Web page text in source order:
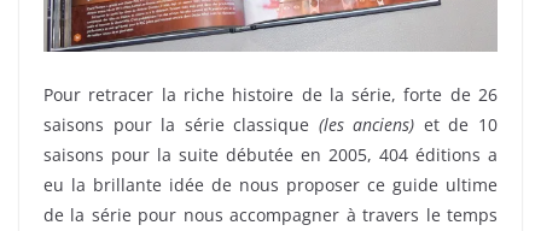
Pour retracer la riche histoire de la série, forte de 26
saisons pour la série classique (les anciens) et de 10
saisons pour la suite débutée en 2005, 404 éditions a
eu la brillante idée de nous proposer ce guide ultime
de la série pour nous accompagner à travers le temps